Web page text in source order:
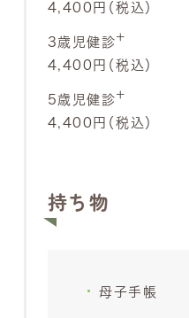
4,400円（税込）
3歳児健診＋
4,400円（税込）
5歳児健診＋
4,400円（税込）
持ち物
母子手帳